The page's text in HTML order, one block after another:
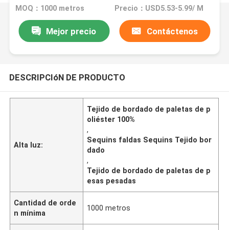
MOQ：1000 metros Precio：USD5.53-5.99/ M
Mejor precio Contáctenos
DESCRIPCIóN DE PRODUCTO
Alta luz:
Tejido de bordado de paletas de p
oliéster 100%
,
Sequins faldas Sequins Tejido bor
dado
,
Tejido de bordado de paletas de p
esas pesadas
Cantidad de orde
n mínima
1000 metros